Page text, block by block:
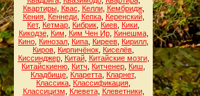
Квартиры, Квас Келли, Кембридж,
Кения, Кеннеди, Кепка, Керенский,
Кет, Кетмар Кибрик Киев Кики
Кикодзе, Ким Ким Чен Ир, Кинешма,
Кино Кинозал Кипа Киреев Кирилл
Киров Кирпичёнок Киселёв
Киссинджер, Китай, Китайские мозги,
Китайскиеню Китч Китченер Киш
Кладбище Кларетта Кларнет,
Классика Классификация
Классицизм
Клевета, Клеветники,